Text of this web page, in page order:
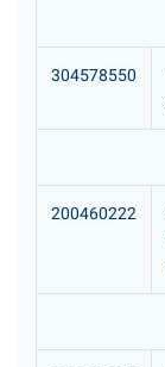
304578550
200460222